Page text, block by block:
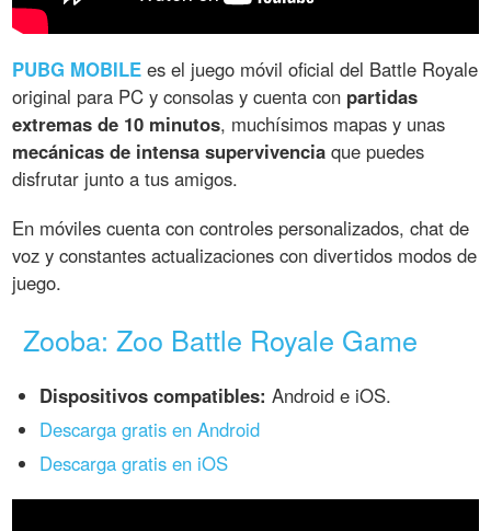
PUBG MOBILE es el juego móvil oficial del Battle Royale
original para PC y consolas y cuenta con partidas
extremas de 10 minutos, muchísimos mapas y unas
mecánicas de intensa supervivencia que puedes
disfrutar junto a tus amigos.
En móviles cuenta con controles personalizados, chat de
voz y constantes actualizaciones con divertidos modos de
juego.
Zooba: Zoo Battle Royale Game
Dispositivos compatibles: Android e iOS.
Descarga gratis en Android
Descarga gratis en iOS